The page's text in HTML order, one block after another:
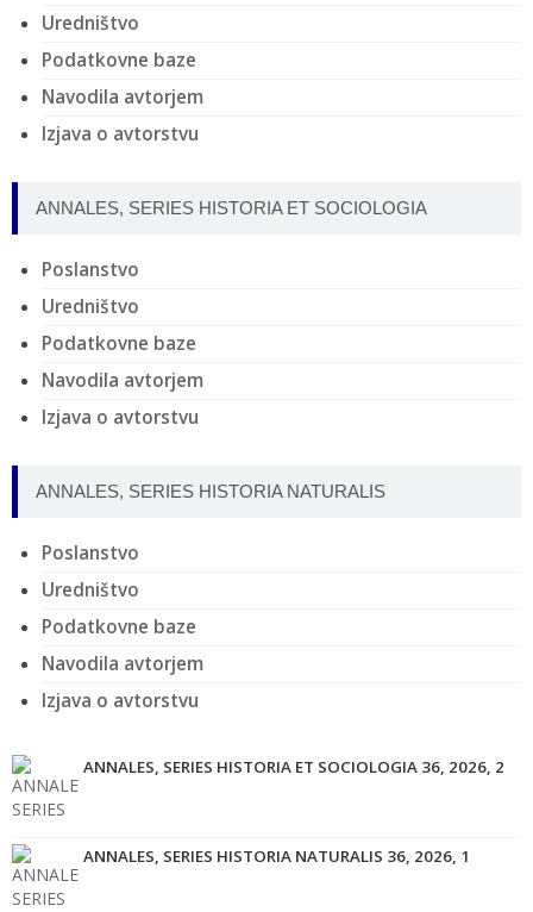
Uredništvo
Podatkovne baze
Navodila avtorjem
Izjava o avtorstvu
ANNALES, SERIES HISTORIA ET SOCIOLOGIA
Poslanstvo
Uredništvo
Podatkovne baze
Navodila avtorjem
Izjava o avtorstvu
ANNALES, SERIES HISTORIA NATURALIS
Poslanstvo
Uredništvo
Podatkovne baze
Navodila avtorjem
Izjava o avtorstvu
ANNALES, SERIES HISTORIA ET SOCIOLOGIA 36, 2026, 2
ANNALES, SERIES HISTORIA NATURALIS 36, 2026, 1